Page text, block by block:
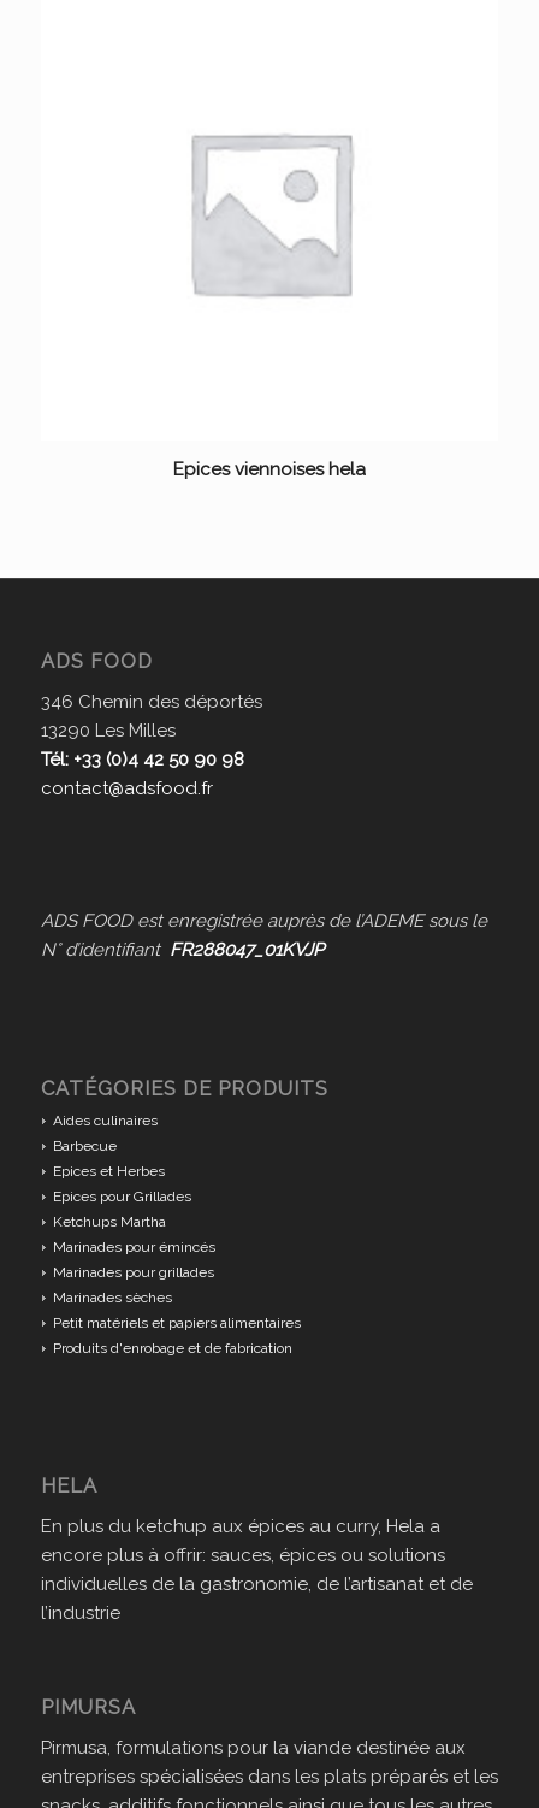
Epices viennoises hela
ADS FOOD
346 Chemin des déportés
13290 Les Milles
Tél: +33 (0)4 42 50 90 98
contact@adsfood.fr
ADS FOOD est enregistrée auprès de l’ADEME sous le
N° d’identifiant FR288047_01KVJP
CATÉGORIES DE PRODUITS
Aides culinaires
Barbecue
Epices et Herbes
Epices pour Grillades
Ketchups Martha
Marinades pour émincés
Marinades pour grillades
Marinades sèches
Petit matériels et papiers alimentaires
Produits d'enrobage et de fabrication
HELA
En plus du ketchup aux épices au curry, Hela a
encore plus à offrir: sauces, épices ou solutions
individuelles de la gastronomie, de l’artisanat et de
l’industrie
PIMURSA
Pirmusa, formulations pour la viande destinée aux
entreprises spécialisées dans les plats préparés et les